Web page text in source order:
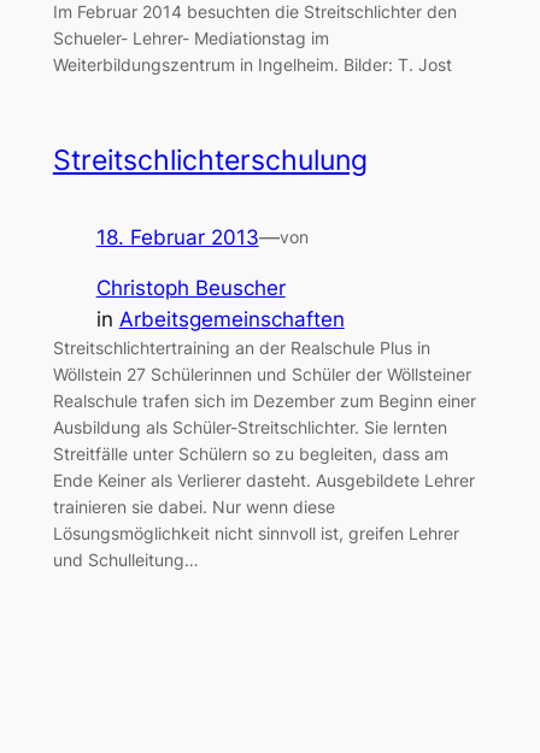
Im Februar 2014 besuchten die Streitschlichter den
Schueler- Lehrer- Mediationstag im
Weiterbildungszentrum in Ingelheim. Bilder: T. Jost
Streitschlichterschulung
18. Februar 2013—von
Christoph Beuscher
in Arbeitsgemeinschaften
Streitschlichtertraining an der Realschule Plus in
Wöllstein 27 Schülerinnen und Schüler der Wöllsteiner
Realschule trafen sich im Dezember zum Beginn einer
Ausbildung als Schüler-Streitschlichter. Sie lernten
Streitfälle unter Schülern so zu begleiten, dass am
Ende Keiner als Verlierer dasteht. Ausgebildete Lehrer
trainieren sie dabei. Nur wenn diese
Lösungsmöglichkeit nicht sinnvoll ist, greifen Lehrer
und Schulleitung…